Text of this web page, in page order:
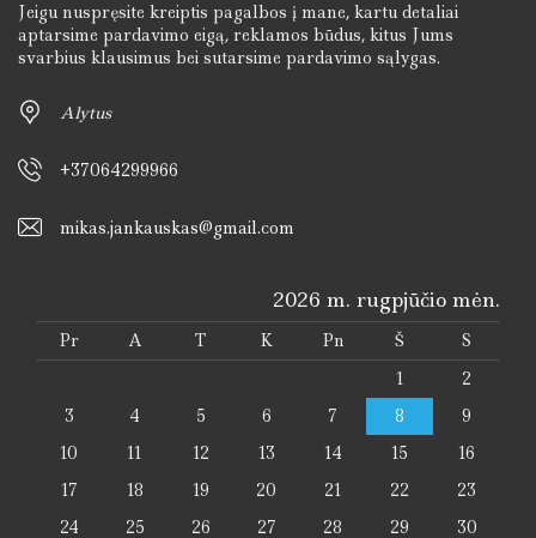
Jeigu nuspręsite kreiptis pagalbos į mane, kartu detaliai
aptarsime pardavimo eigą, reklamos būdus, kitus Jums
svarbius klausimus bei sutarsime pardavimo sąlygas.
Alytus
+37064299966
mikas.jankauskas@gmail.com
2026 m. rugpjūčio mėn.
Pr A T K Pn Š
S
1
2
3
4 5 6 7 8
9
10
11 12 13 14 15
16
17
18 19 20 21 22
23
24
25 26 27 28 29 30